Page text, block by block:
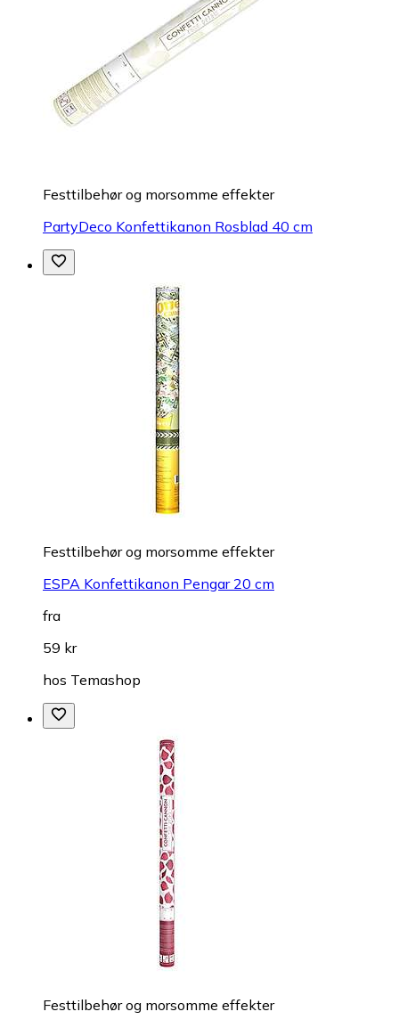
Festtilbehør og morsomme effekter
PartyDeco Konfettikanon Rosblad 40 cm
Festtilbehør og morsomme effekter
ESPA Konfettikanon Pengar 20 cm
fra
59 kr
hos Temashop
Festtilbehør og morsomme effekter